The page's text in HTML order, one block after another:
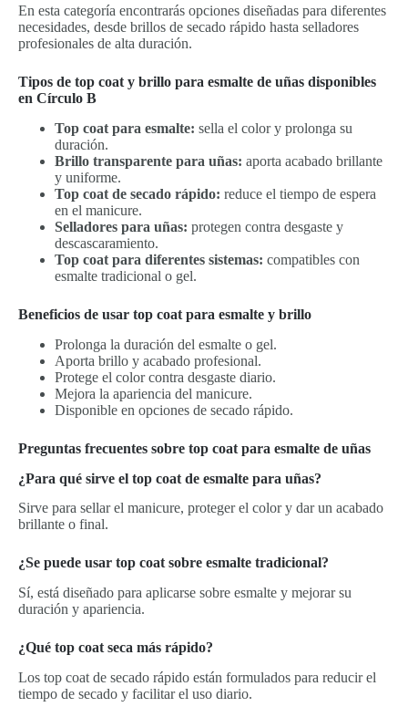
En esta categoría encontrarás opciones diseñadas para diferentes
necesidades, desde brillos de secado rápido hasta selladores
profesionales de alta duración.
Tipos de top coat y brillo para esmalte de uñas disponibles
en Círculo B
Top coat para esmalte: sella el color y prolonga su
duración.
Brillo transparente para uñas: aporta acabado brillante
y uniforme.
Top coat de secado rápido: reduce el tiempo de espera
en el manicure.
Selladores para uñas: protegen contra desgaste y
descascaramiento.
Top coat para diferentes sistemas: compatibles con
esmalte tradicional o gel.
Beneficios de usar top coat para esmalte y brillo
Prolonga la duración del esmalte o gel.
Aporta brillo y acabado profesional.
Protege el color contra desgaste diario.
Mejora la apariencia del manicure.
Disponible en opciones de secado rápido.
Preguntas frecuentes sobre top coat para esmalte de uñas
¿Para qué sirve el top coat de esmalte para uñas?
Sirve para sellar el manicure, proteger el color y dar un acabado
brillante o final.
¿Se puede usar top coat sobre esmalte tradicional?
Sí, está diseñado para aplicarse sobre esmalte y mejorar su
duración y apariencia.
¿Qué top coat seca más rápido?
Los top coat de secado rápido están formulados para reducir el
tiempo de secado y facilitar el uso diario.